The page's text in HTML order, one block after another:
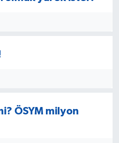
Önalp, 04.03.2024
altında olan antalyakorfez.com
kültür sanat ve spor
ve editörlük görevlerinin
Antalya Gazeteciler
ÖSYM milyon